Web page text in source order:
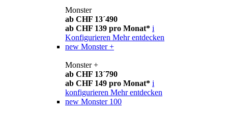
Monster
ab CHF 13´490
ab CHF 139 pro Monat* i
Konfigurieren Mehr entdecken
new Monster +
Monster +
ab CHF 13´790
ab CHF 149 pro Monat* i
konfigurieren Mehr entdecken
new Monster 100